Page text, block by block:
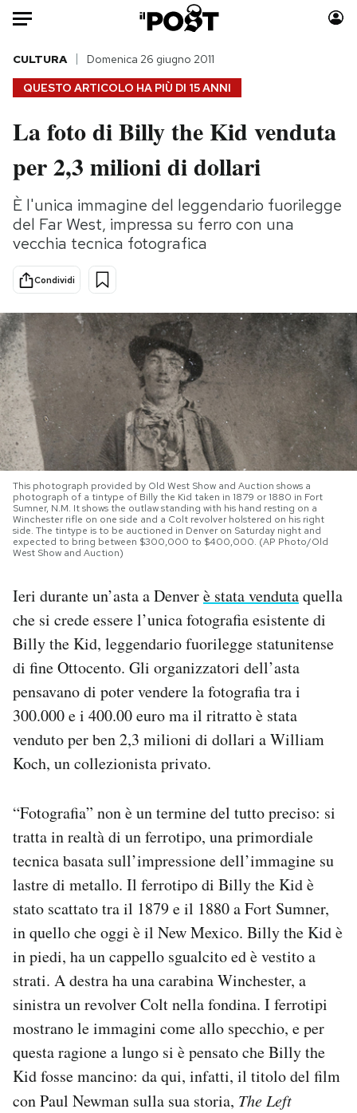
Auto
HOME
Italia
Politica
Tecnologia
Internet
Scienza
Cultura
Economia
Sport
Moda
Consumismi
Storie/Idee
Ok Boomer!
Media
Mondiali calcio 2026
PODCAST
NEWSLETTER
I MIEI PREFERITI
SHOP
CALENDARIO
AREA PERSONALE
Area Personale
Regala il Post
Hai bisogno di aiuto?
QUESTO ARTICOLO HA PIÙ DI 15 ANNI
CULTURA Domenica 26 giugno 2011
La foto di Billy the Kid venduta
per 2,3 milioni di dollari
È l'unica immagine del leggendario fuorilegge
del Far West, impressa su ferro con una
vecchia tecnica fotografica
Condividi
This photograph provided by Old West Show and Auction shows a
photograph of a tintype of Billy the Kid taken in 1879 or 1880 in Fort
Sumner, N.M. It shows the outlaw standing with his hand resting on a
Winchester rifle on one side and a Colt revolver holstered on his right
side. The tintype is to be auctioned in Denver on Saturday night and
expected to bring between $300,000 to $400,000. (AP Photo/Old
West Show and Auction)
Ieri durante un’asta a Denverè stata vendutaquella
che si crede essere l’unica fotografia esistente di
Billy the Kid, leggendario fuorilegge statunitense
di fine Ottocento. Gli organizzatori dell’asta
pensavano di poter vendere la fotografia tra i
300.000 e i 400.00 euro ma il ritratto è stata
venduto per ben 2,3 milioni di dollari a William
Koch, un collezionista privato.
“Fotografia” non è un termine del tutto preciso: si
tratta in realtà di un ferrotipo, una primordiale
tecnica basata sull’impressione dell’immagine su
lastre di metallo. Il ferrotipo di Billy the Kid è
stato scattato tra il 1879 e il 1880 a Fort Sumner,
in quello che oggi è il New Mexico. Billy the Kid è
in piedi, ha un cappello sgualcito ed è vestito a
strati. A destra ha una carabina Winchester, a
sinistra un revolver Colt nella fondina. I ferrotipi
mostrano le immagini come allo specchio, e per
questa ragione a lungo si è pensato che Billy the
Kid fosse mancino: da qui, infatti, il titolo del film
con Paul Newman sulla sua storia, The Left